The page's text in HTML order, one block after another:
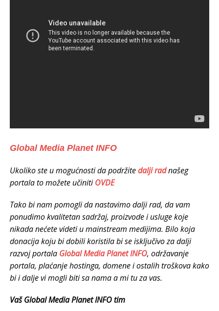
Global Media Planet INFO
Ukoliko ste u mogućnosti da podržitedalji radnašeg
portala to možete učinitiOVDE
Tako bi nam pomogli da nastavimo dalji rad, davam
ponudimo kvalitetan sadržaj, proizvode i usluge koje
nikada nećete videti u mainstream medijima. Bilo koja
donacija koju bi dobili koristila bi se isključivo za dalji
razvoj portala Global Media Planet INFO, održavanje
portala, plaćanje hostinga, domene i ostalih troškova kako
bi i dalje vi mogli biti sa nama a mi tu za vas.
Vaš Global Media Planet INFO tim